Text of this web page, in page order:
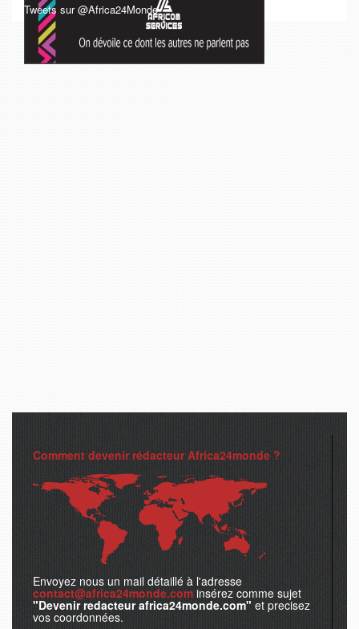
Tweets sur @Africa24Monde
Comment devenir rédacteur Africa24monde ?
Envoyez nous un mail détaillé à l'adresse
contact@africa24monde.com insérez comme sujet
"Devenir redacteur africa24monde.com" et precisez
vos coordonnées.